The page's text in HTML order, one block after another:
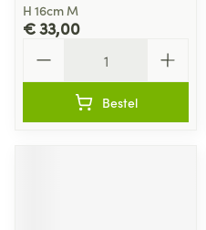
H 16cm M
€ 33,00
Bestel